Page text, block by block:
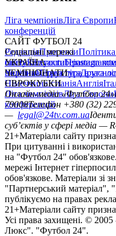
Ліга чемпіонівЛіга Європи
конференцій
САЙТ ФУТБОЛ 24
РедакціяПрогнози
сайтуКонтактиПравила
політикаСтруктура
Соціальні мережі
facebookxyoutubeinstagram
УКРАЇНА
УкраїнаПерша лігаДруга
ЧЕМПІОНАТИ
НімеччинаІспаніяАнглія
ЄВРОКУБКИ
Ліга чемпіонівЛіга Європи
конференцій
Онлайн-медіа «Футбол 24»
79008Телефон +380 (32)
— legal@24tv.com.ua
суб’єктів у сфері медіа —
21+Матеріали сайту
При цитуванні і
на "Футбол 24"
мережі Інтернет
обов'язкове. Матеріали зі
"Партнерський
публікуємо на правах
21+Матеріали сайту
Усi права захищенi. © 2005
Люкс". "Футбол 24".